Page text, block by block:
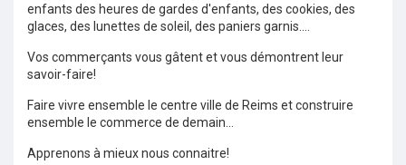
enfants des heures de gardes d'enfants, des cookies, des
glaces, des lunettes de soleil, des paniers garnis....
Vos commerçants vous gâtent et vous démontrent leur
savoir-faire!
Faire vivre ensemble le centre ville de Reims et construire
ensemble le commerce de demain...
Apprenons à mieux nous connaitre!